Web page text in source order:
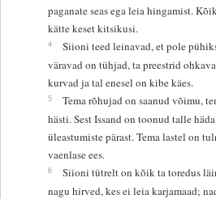
paganate seas ega leia hingamist.
kätte keset kitsikusi.
4
Siioni teed leinavad, et pole
väravad on tühjad, ta preestrid
kurvad ja tal enesel on kibe käes.
5
Tema rõhujad on saanud võimu,
hästi. Sest Issand on toonud talle
üleastumiste pärast. Tema lastel on
vaenlase ees.
6
Siioni tütrelt on kõik ta toredus
nagu hirved, kes ei leia karjamaad;